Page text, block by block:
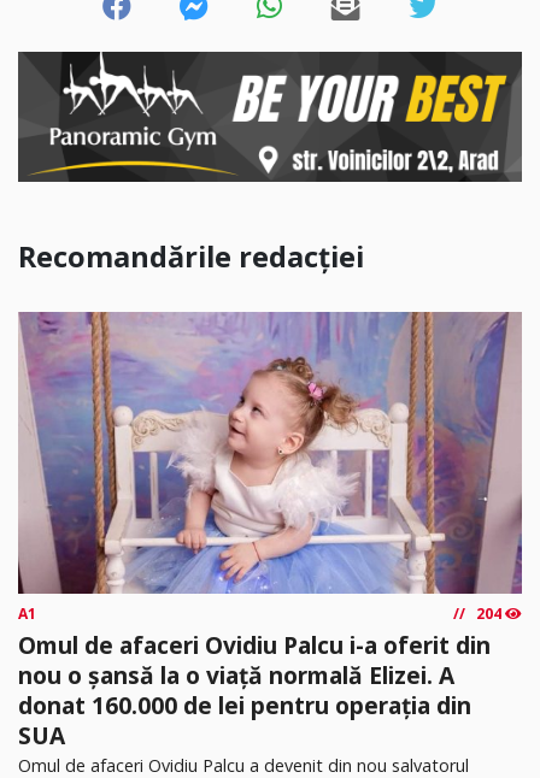
Recomandările redacției
A1 204
Omul de afaceri Ovidiu Palcu i-a oferit din
nou o șansă la o viață normală Elizei. A
donat 160.000 de lei pentru operația din
SUA
Omul de afaceri Ovidiu Palcu a devenit din nou salvatorul